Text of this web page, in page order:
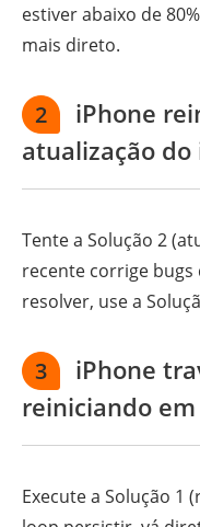
estiver abaixo de
mais direto.
2
iPhone
atualização do
Tente a Solução 2
recente corrige bugs
resolver, use a
3
iPhone
reiniciando em
Execute a Solução 1